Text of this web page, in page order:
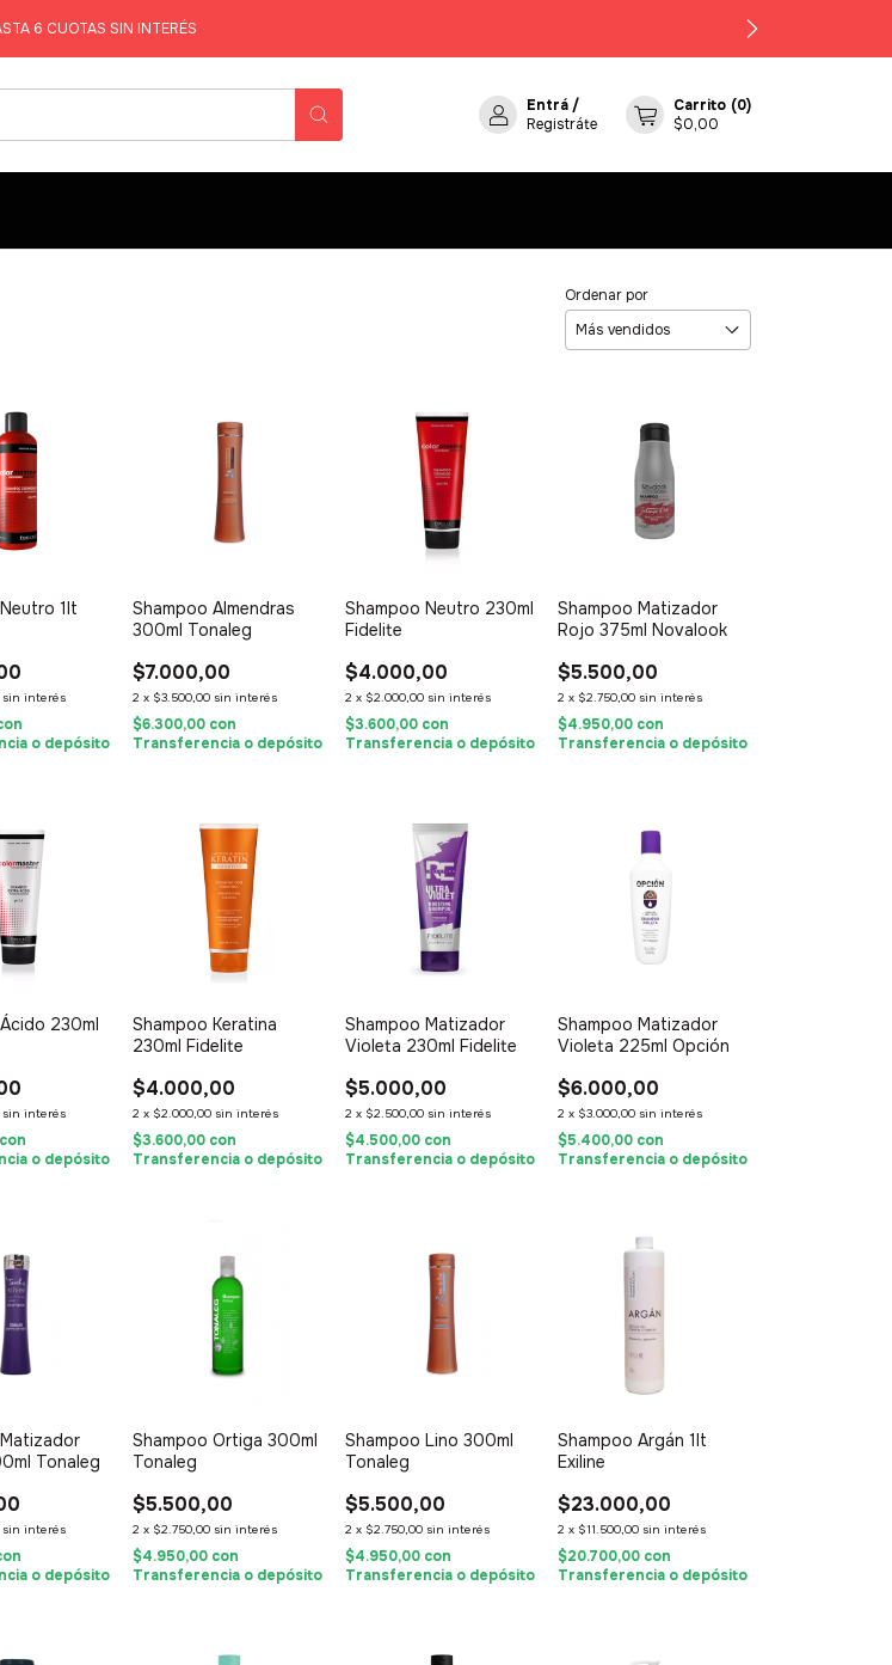
6 CUOTAS SIN INTERÉS
Entrá /
Registráte
Carrito (0)
$0,00
Ordenar por
1lt
sin interés
o depósito
Shampoo Almendras
300ml Tonaleg
$7.000,00
2 x $3.500,00 sin interés
$6.300,00 con
Transferencia o depósito
Shampoo Neutro 230ml
Fidelite
$4.000,00
2 x $2.000,00 sin interés
$3.600,00 con
Transferencia o depósito
Shampoo Matizador
Rojo 375ml Novalook
$5.500,00
2 x $2.750,00 sin interés
$4.950,00 con
Transferencia o depósito
230ml
sin interés
con
o depósito
Shampoo Keratina
230ml Fidelite
$4.000,00
2 x $2.000,00 sin interés
$3.600,00 con
Transferencia o depósito
Shampoo Matizador
Violeta 230ml Fidelite
$5.000,00
2 x $2.500,00 sin interés
$4.500,00 con
Transferencia o depósito
Shampoo Matizador
Violeta 225ml Opción
$6.000,00
2 x $3.000,00 sin interés
$5.400,00 con
Transferencia o depósito
Tonaleg
sin interés
o depósito
Shampoo Ortiga 300ml
Tonaleg
$5.500,00
2 x $2.750,00 sin interés
$4.950,00 con
Transferencia o depósito
Shampoo Lino 300ml
Tonaleg
$5.500,00
2 x $2.750,00 sin interés
$4.950,00 con
Transferencia o depósito
Shampoo Argán 1lt
Exiline
$23.000,00
2 x $11.500,00 sin interés
$20.700,00 con
Transferencia o depósito